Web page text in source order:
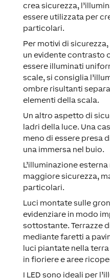
crea sicurezza,
essere utilizzata per
particolari.
Per motivi di
un evidente contrasto
essere illuminati
scale, si consiglia
ombre risultanti
elementi della scala.
Un altro aspetto di
ladri della luce. Una
meno di essere presa
una immersa nel buio.
L’illuminazione
maggiore sicurezza,
particolari.
Luci montate sulle
evidenziare in modo
sottostante. Terrazze
mediante faretti a
luci piantate nella
in fioriere e aree
I LED sono ideali per